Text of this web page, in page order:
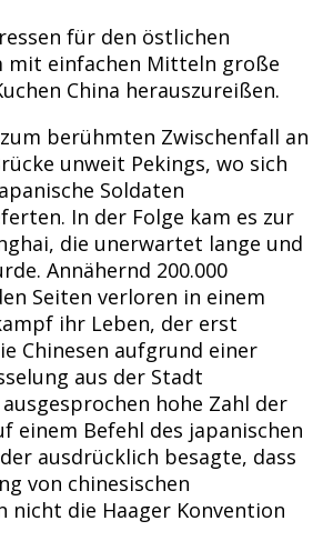
für den östlichen
mit einfachen Mitteln große
China herauszureißen.
berühmten Zwischenfall an
unweit Pekings, wo sich
Soldaten
In der Folge kam es zur
die unerwartet lange und
Annähernd 200.000
Seiten verloren in einem
ihr Leben, der erst
Chinesen aufgrund einer
aus der Stadt
hohe Zahl der
einem Befehl des japanischen
ausdrücklich besagte, dass
von chinesischen
nicht die Haager Konvention